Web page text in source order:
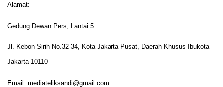
Alamat:
Gedung Dewan Pers, Lantai 5
Jl. Kebon Sirih No.32-34, Kota Jakarta Pusat, Daerah Khusus Ibukota
Jakarta 10110
Email: mediateliksandi@gmail.com